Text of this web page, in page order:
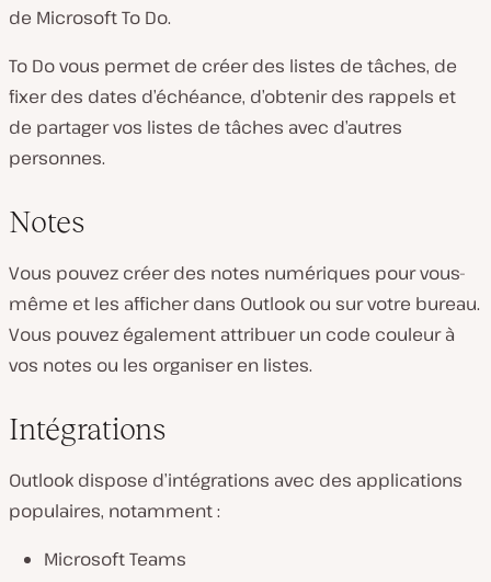
de Microsoft To Do.
To Do vous permet de créer des listes de tâches, de
fixer des dates d’échéance, d’obtenir des rappels et
de partager vos listes de tâches avec d’autres
personnes.
Notes
Vous pouvez créer des notes numériques pour vous-
même et les afficher dans Outlook ou sur votre bureau.
Vous pouvez également attribuer un code couleur à
vos notes ou les organiser en listes.
Intégrations
Outlook dispose d’intégrations avec des applications
populaires, notamment :
Microsoft Teams